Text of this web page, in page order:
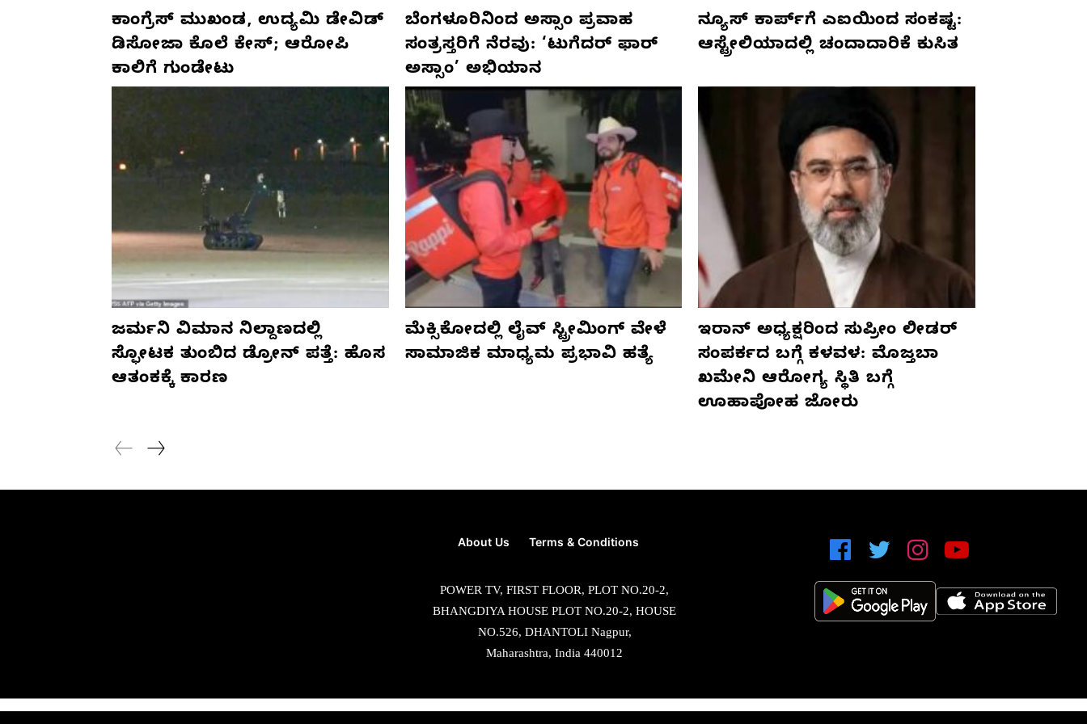
ಕಾಂಗ್ರೆಸ್‌ ಮುಖಂಡ, ಉದ್ಯಮಿ ಡೇವಿಡ್‌
ಡಿಸೋಜಾ ಕೊಲೆ ಕೇಸ್;‌ ಆರೋಪಿ
ಕಾಲಿಗೆ ಗುಂಡೇಟು
ಬೆಂಗಳೂರಿನಿಂದ ಅಸ್ಸಾಂ ಪ್ರವಾಹ
ಸಂತ್ರಸ್ತರಿಗೆ ನೆರವು: ‘ಟುಗೆದರ್ ಫಾರ್
ಅಸ್ಸಾಂ’ ಅಭಿಯಾನ
ನ್ಯೂಸ್ ಕಾರ್ಪ್‌ಗೆ ಎಐಯಿಂದ ಸಂಕಷ್ಟ:
ಆಸ್ಟ್ರೇಲಿಯಾದಲ್ಲಿ ಚಂದಾದಾರಿಕೆ ಕುಸಿತ
ಜರ್ಮನಿ ವಿಮಾನ ನಿಲ್ದಾಣದಲ್ಲಿ
ಸ್ಫೋಟಕ ತುಂಬಿದ ಡ್ರೋನ್ ಪತ್ತೆ: ಹೊಸ
ಆತಂಕಕ್ಕೆ ಕಾರಣ
ಮೆಕ್ಸಿಕೋದಲ್ಲಿ ಲೈವ್ ಸ್ಟ್ರೀಮಿಂಗ್ ವೇಳೆ
ಸಾಮಾಜಿಕ ಮಾಧ್ಯಮ ಪ್ರಭಾವಿ ಹತ್ಯೆ
ಇರಾನ್ ಅಧ್ಯಕ್ಷರಿಂದ ಸುಪ್ರೀಂ ಲೀಡರ್
ಸಂಪರ್ಕದ ಬಗ್ಗೆ ಕಳವಳ: ಮೊಜ್ತಬಾ
ಖಮೇನಿ ಆರೋಗ್ಯ ಸ್ಥಿತಿ ಬಗ್ಗೆ
ಊಹಾಪೋಹ ಜೋರು
About Us Terms & Conditions
POWER TV, FIRST FLOOR, PLOT NO.20-2,
BHANGDIYA HOUSE PLOT NO.20-2, HOUSE
NO.526, DHANTOLI Nagpur,
Maharashtra, India 440012